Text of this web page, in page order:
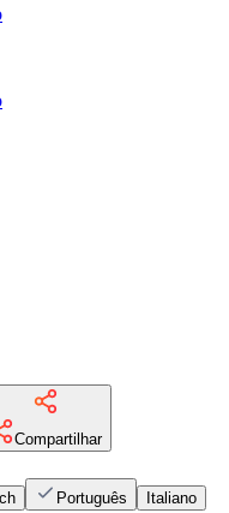
Compartilhar
Português
Italiano